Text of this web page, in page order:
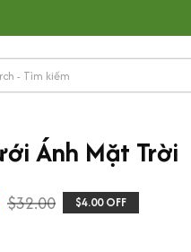
Ánh Mặt Trời
$32.00 $4.00 OFF